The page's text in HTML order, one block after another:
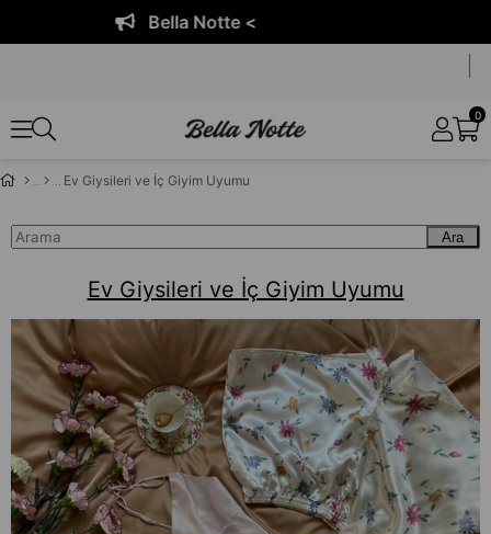
Bella Notte <
0
Ev Giysileri ve İç Giyim Uyumu
Ara
Ev Giysileri ve İç Giyim Uyumu